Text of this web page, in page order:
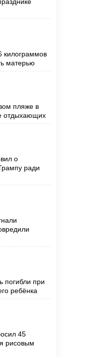
килограммов
матерью
пляже в
отдыхающих
о
ради
погибли при
ребёнка
45
рисовым